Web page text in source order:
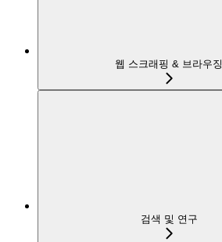
웹 스크래핑 & 브라우징
검색 및 연구